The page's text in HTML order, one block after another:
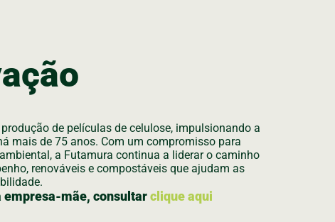
de películas de celulose, impulsionando a
mais de 75 anos. Com um compromisso para
a Futamura continua a liderar o caminho
renováveis e compostáveis que ajudam as
empresa-mãe, consultarclique aqui